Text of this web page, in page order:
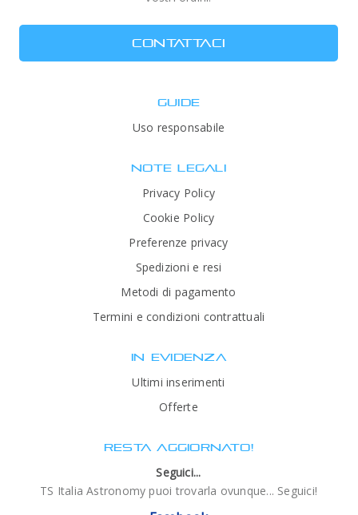
CONTATTACI
GUIDE
Uso responsabile
NOTE LEGALI
Privacy Policy
Cookie Policy
Preferenze privacy
Spedizioni e resi
Metodi di pagamento
Termini e condizioni contrattuali
IN EVIDENZA
Ultimi inserimenti
Offerte
RESTA AGGIORNATO!
Seguici...
TS Italia Astronomy puoi trovarla ovunque... Seguici!